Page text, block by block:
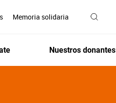
Memoria solidaria
Nuestros donantes